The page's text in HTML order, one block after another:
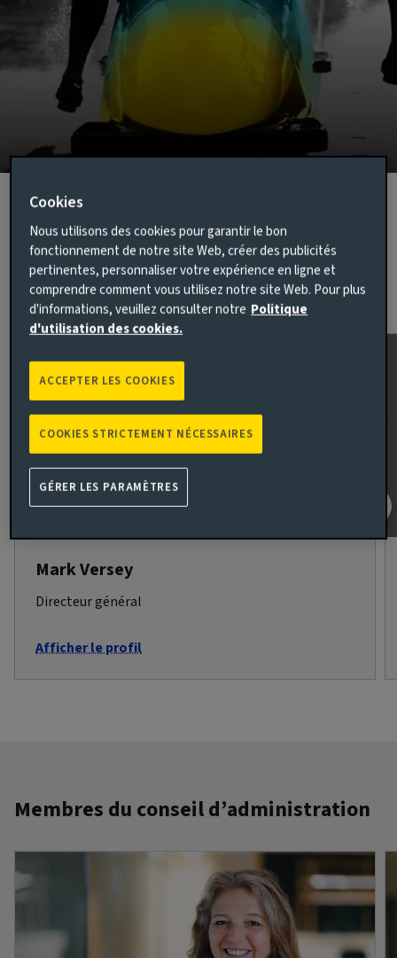
Équipe de la direction mondiale
Notre équipe de direction travaille en donnant l’exemple et
collabore pour créer une équipe mondiale unifiée.
Mark Versey
Directeur général
Afficher le profil
Membres du conseil d’administration
Cookies
Nous utilisons des cookies pour garantir le bon
fonctionnement de notre site Web, créer des publicités
pertinentes, personnaliser votre expérience en ligne et
comprendre comment vous utilisez notre site Web. Pour plus
d'informations, veuillez consulter notre Politique
d'utilisation des cookies.
COOKIES STRICTEMENT NÉCESSAIRES
ACCEPTER LES COOKIES
GÉRER LES PARAMÈTRES